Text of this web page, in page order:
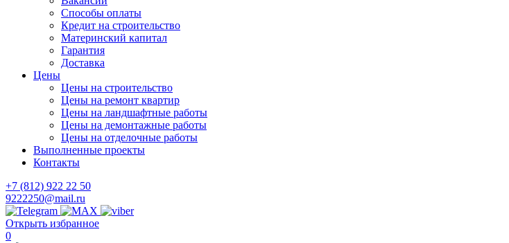
Способы оплаты
Кредит на строительство
Материнский капитал
Гарантия
Доставка
Цены
Цены на строительство
Цены на ремонт квартир
Цены на ландшафтные работы
Цены на демонтажные работы
Цены на отделочные работы
Выполненные проекты
Контакты
+7 (812) 922 22 50
9222250@mail.ru
Открыть избранное
0